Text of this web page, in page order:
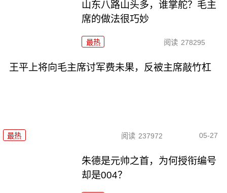
山东八路山头多，谁掌舵？毛主
席的做法很巧妙
最热 阅读 278295
王平上将向毛主席讨军费未果，反被主席敲竹杠
最热 阅读 237972 05-27
朱德是元帅之首，为何授衔编号
却是004？